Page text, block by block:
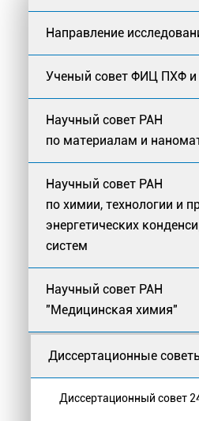
Направление
Ученый совет ФИЦ ПХФ
Научный совет РАН
по материалам и
Научный совет РАН
по химии, технологии и
энергетических
систем
Научный совет РАН
"Медицинская химия"
Диссертационные
Диссертационный совет